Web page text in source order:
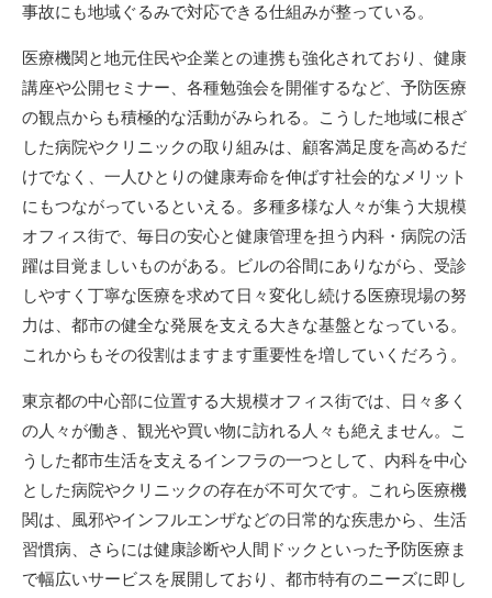
事故にも地域ぐるみで対応できる仕組みが整っている。
医療機関と地元住民や企業との連携も強化されており、健康
講座や公開セミナー、各種勉強会を開催するなど、予防医療
の観点からも積極的な活動がみられる。こうした地域に根ざ
した病院やクリニックの取り組みは、顧客満足度を高めるだ
けでなく、一人ひとりの健康寿命を伸ばす社会的なメリット
にもつながっているといえる。多種多様な人々が集う大規模
オフィス街で、毎日の安心と健康管理を担う内科・病院の活
躍は目覚ましいものがある。ビルの谷間にありながら、受診
しやすく丁寧な医療を求めて日々変化し続ける医療現場の努
力は、都市の健全な発展を支える大きな基盤となっている。
これからもその役割はますます重要性を増していくだろう。
東京都の中心部に位置する大規模オフィス街では、日々多く
の人々が働き、観光や買い物に訪れる人々も絶えません。こ
うした都市生活を支えるインフラの一つとして、内科を中心
とした病院やクリニックの存在が不可欠です。これら医療機
関は、風邪やインフルエンザなどの日常的な疾患から、生活
習慣病、さらには健康診断や人間ドックといった予防医療ま
で幅広いサービスを展開しており、都市特有のニーズに即し